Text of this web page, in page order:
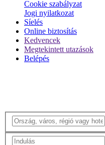
Cookie szabályzat
Jogi nyilatkozat
Síelés
Online biztosítás
Kedvencek
Megtekintett utazások
Belépés